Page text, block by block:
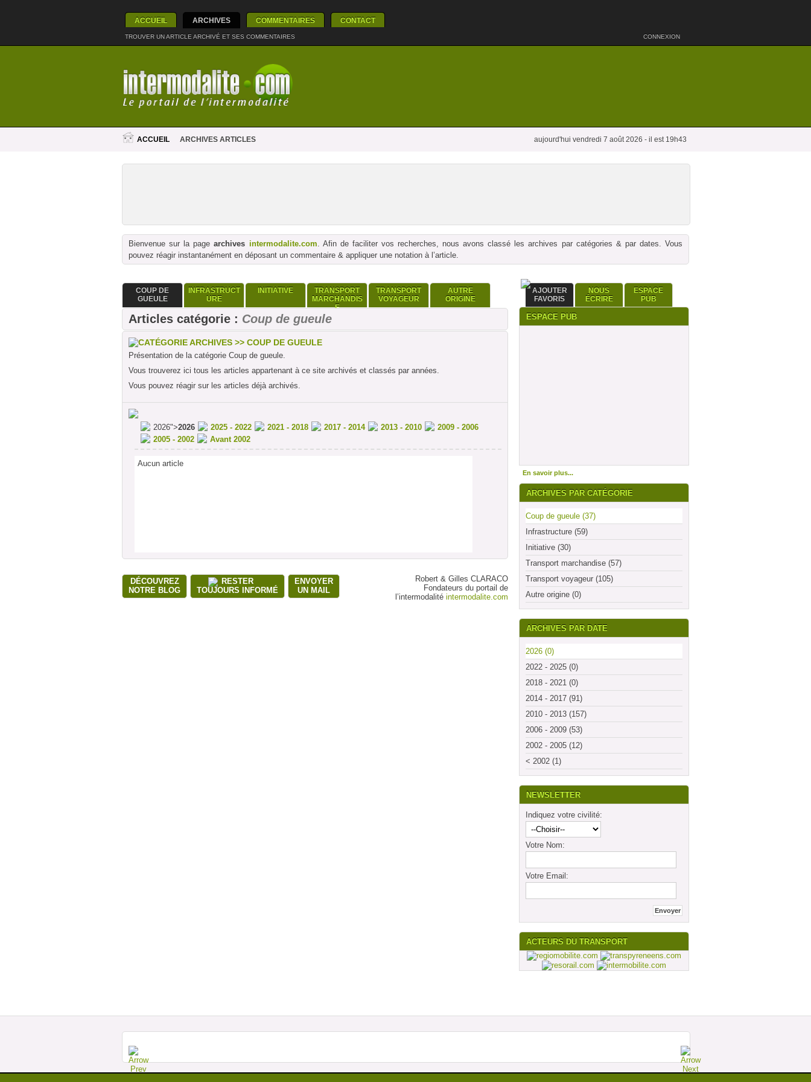
ACCUEIL ARCHIVES COMMENTAIRES CONTACT
TROUVER UN ARTICLE ARCHIVÉ ET SES COMMENTAIRES CONNEXION
ACCUEIL ARCHIVES ARTICLES aujourd'hui vendredi 7 août 2026 - il est 19h43
Bienvenue sur la pagearchives intermodalite.com. Afin de faciliter vos recherches, nous avons classé les archives par catégories & par dates. Vous
pouvez réagir instantanément en déposant un commentaire & appliquer une notation à l’article.
COUP DE
GUEULE
INFRASTRUCT
URE
INITIATIVE
TRANSPORT
MARCHANDIS
E
TRANSPORT
VOYAGEUR
AUTRE
ORIGINE
Articles catégorie : Coup de gueule
CATÉGORIE ARCHIVES >> COUP DE GUEULE
Présentation de la catégorie Coup de gueule.
Vous trouverez ici tous les articles appartenant à ce site archivés et classés par années.
Vous pouvez réagir sur les articles déjà archivés.
2026">2026 2025 - 2022 2021 - 2018 2017 - 2014 2013 - 2010
2009 - 2006
2005 - 2002
Avant 2002
Aucun article
DÉCOUVREZ
NOTRE BLOG
RESTER
TOUJOURS INFORMÉ
ENVOYER
UN MAIL
Robert & Gilles CLARACO
Fondateurs du portail de
l’intermodalité intermodalite.com
AJOUTER
FAVORIS
NOUS
ÉCRIRE
ESPACE
PUB
ESPACE PUB
En savoir plus...
ARCHIVES PAR CATÉGORIE
Coup de gueule (37)
Infrastructure (59)
Initiative (30)
Transport marchandise (57)
Transport voyageur (105)
Autre origine (0)
ARCHIVES PAR DATE
2026 (0)
2022 - 2025 (0)
2018 - 2021 (0)
2014 - 2017 (91)
2010 - 2013 (157)
2006 - 2009 (53)
2002 - 2005 (12)
< 2002 (1)
NEWSLETTER
Indiquez votre civilité:
Votre Nom:
Votre Email:
ACTEURS DU TRANSPORT